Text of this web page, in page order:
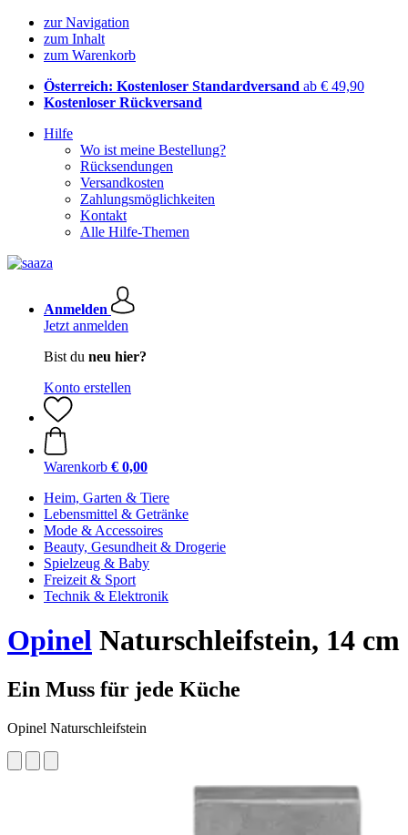
zur Navigation
zum Inhalt
zum Warenkorb
Österreich: Kostenloser Standardversand ab € 49,90
Kostenloser Rückversand
Hilfe
Wo ist meine Bestellung?
Rücksendungen
Versandkosten
Zahlungsmöglichkeiten
Kontakt
Alle Hilfe-Themen
Anmelden
Jetzt anmelden
Bist du neu hier?
Konto erstellen
Warenkorb € 0,00
Heim, Garten & Tiere
Lebensmittel & Getränke
Mode & Accessoires
Beauty, Gesundheit & Drogerie
Spielzeug & Baby
Freizeit & Sport
Technik & Elektronik
Opinel Naturschleifstein, 14 cm
Ein Muss für jede Küche
Opinel Naturschleifstein